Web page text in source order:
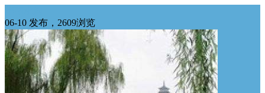
06-10 发布，2609浏览